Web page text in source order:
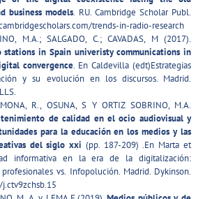
business models. RU. Cambridge Scholar Publ.
trends-in-radio-research
M.A.; SALGADO, C.; CAVADAS, M (2017).
stations in Spain univeristy communications in
convergence. En Caldevilla (edt)Estrategias
y su evolución en los discursos. Madrid.
R., OSUNA, S Y ORTIZ SOBRINO, M.A.
de calidad en el ocio audiovisual y
para la educación en los medios y las
del siglo xxi (pp. 187-209) .En Marta et
informativa en la era de la digitalización:
vs. Infopolución. Madrid. Dykinson.